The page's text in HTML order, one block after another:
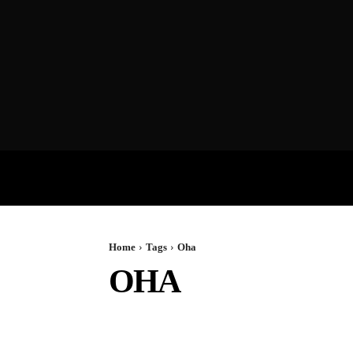
Home Tags Oha
OHA